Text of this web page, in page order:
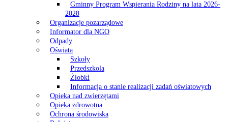
Gminny Program Wspierania Rodziny na lata 2026-
2028
Organizacje pozarządowe
Informator dla NGO
Odpady
Oświata
Szkoły
Przedszkola
Żłobki
Informacja o stanie realizacji zadań oświatowych
Opieka nad zwierzętami
Opieka zdrowotna
Ochrona środowiska